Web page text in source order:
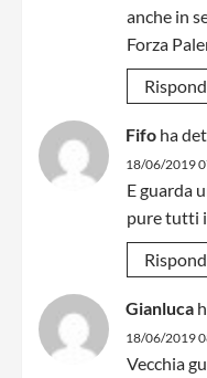
anche in
Forza
Fifo ha
18/06/2019
E guarda
pure tutti
Gianluca
18/06/2019
Vecchia